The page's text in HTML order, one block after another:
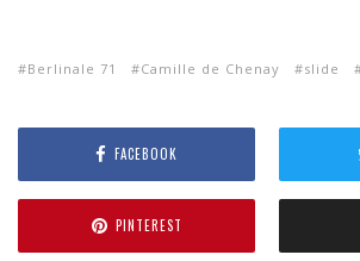
Berlinale 71 Camille de Chenay slide
FACEBOOK
PINTEREST